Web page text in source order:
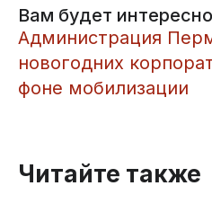
Вам будет
Администрация
новогодних
фоне мобилизации
Читайте также